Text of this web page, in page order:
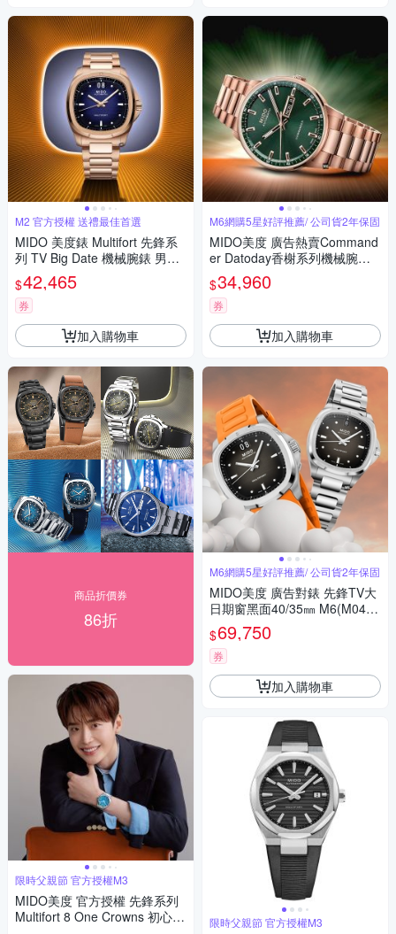
M2 官方授權 送禮最佳首選
MIDO 美度錶 Multifort 先鋒系
列 TV Big Date 機械腕錶 男錶-
M0495263304100/藍x玫瑰金
色40mm
$42,465
券
加入購物車
商品折價券
86折
限時父親節 官方授權M3
MIDO美度 官方授權 先鋒系列
Multifort 8 One Crowns 初心不
M6網購5星好評推薦/ 公司貨2年保固
MIDO美度 廣告熱賣Command
er Datoday香榭系列機械腕錶
玫瑰金綠面40㎜ M6(M021430
3309100)
$34,960
券
加入購物車
M6網購5星好評推薦/ 公司貨2年保固
MIDO美度 廣告對錶 先鋒TV大
日期窗黑面40/35㎜ M6(M0495
261708100/M049307110810
0)
$69,750
券
加入購物車
限時父親節 官方授權M3